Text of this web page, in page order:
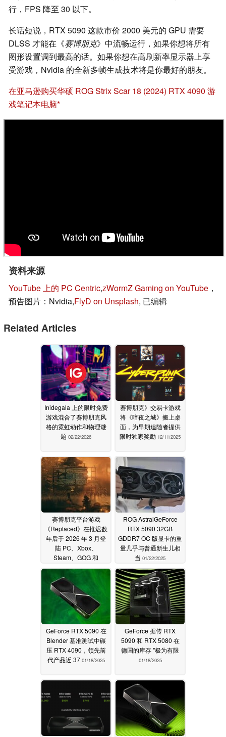
行，FPS 降至 30 以下。
长话短说，RTX 5090 这款市价 2000 美元的 GPU 需要
DLSS 才能在《赛博朋克》中流畅运行，如果你想将所有
图形设置调到最高的话。如果你想在高刷新率显示器上享
受游戏，Nvidia 的全新多帧生成技术将是你最好的朋友。
在亚马逊购买华硕 ROG Strix Scar 18 (2024) RTX 4090 游
戏笔记本电脑
资料来源
YouTube 上的 PC Centric,zWormZ Gaming on YouTube ，
预告图片：Nvidia,FlyD on Unsplash, 已编辑
Related Articles
Inidegala 上的限时免费
游戏混合了赛博朋克风
格的霓虹动作和物理谜
题 02/22/2026
赛博朋克》交易卡游戏
将《暗夜之城》搬上桌
面，为早期追随者提供
限时独家奖励 12/11/2025
赛博朋克平台游戏
《Replaced》在推迟数
年后于 2026 年 3 月登
陆 PC、Xbox、
Steam、GOG 和
Epic。12/06/2025
ROG AstralGeForce
RTX 5090 32GB
GDDR7 OC 版显卡的重
量几乎与普通新生儿相
当 01/22/2025
GeForce RTX 5090 在
Blender 基准测试中碾
压 RTX 4090，领先前
代产品近 37 01/18/2025
GeForce 据传 RTX
5090 和 RTX 5080 在
德国的库存 "极为有限
01/18/2025